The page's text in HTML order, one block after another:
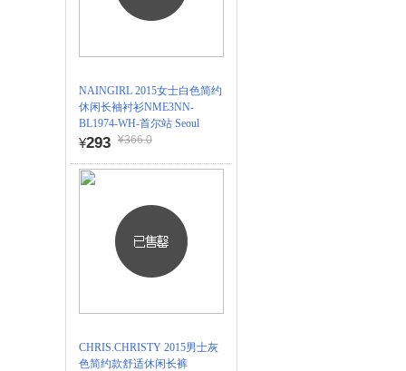
NAINGIRL 2015女士白色简约
休闲长袖衬衫NME3NN-
BL1974-WH-首尔站 Seoul
¥293 ¥366.0
CHRIS.CHRISTY 2015男士灰
色简约款舒适休闲长裤